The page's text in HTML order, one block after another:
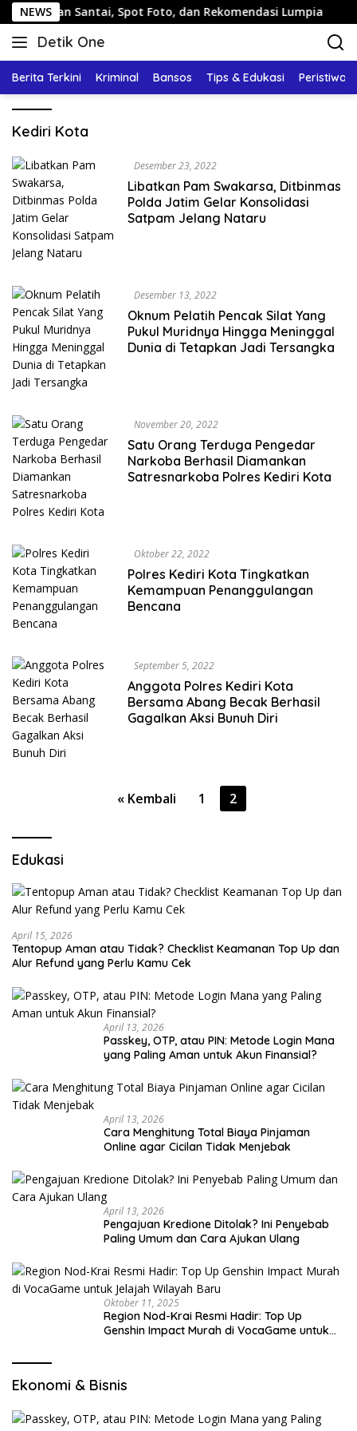
Langsung
ke
konten
NEWS
Jalan Santai, Spot Foto, dan Rekomendasi Lumpia
Detik One
Tajam
Fakta
Berita Terkini Kriminal Bansos Tips & Edukasi Peristiwa
Kediri Kota
Desember 23, 2022
Libatkan Pam Swakarsa, Ditbinmas
Polda Jatim Gelar Konsolidasi
Satpam Jelang Nataru
Desember 13, 2022
Oknum Pelatih Pencak Silat Yang
Pukul Muridnya Hingga Meninggal
Dunia di Tetapkan Jadi Tersangka
November 20, 2022
Satu Orang Terduga Pengedar
Narkoba Berhasil Diamankan
Satresnarkoba Polres Kediri Kota
Oktober 22, 2022
Polres Kediri Kota Tingkatkan
Kemampuan Penanggulangan
Bencana
September 5, 2022
Anggota Polres Kediri Kota
Bersama Abang Becak Berhasil
Gagalkan Aksi Bunuh Diri
« Kembali 1 2
Edukasi
April 15, 2026
Tentopup Aman atau Tidak? Checklist Keamanan Top Up dan
Alur Refund yang Perlu Kamu Cek
April 13, 2026
Passkey, OTP, atau PIN: Metode Login Mana
yang Paling Aman untuk Akun Finansial?
April 13, 2026
Cara Menghitung Total Biaya Pinjaman
Online agar Cicilan Tidak Menjebak
April 13, 2026
Pengajuan Kredione Ditolak? Ini Penyebab
Paling Umum dan Cara Ajukan Ulang
Oktober 11, 2025
Region Nod-Krai Resmi Hadir: Top Up
Genshin Impact Murah di VocaGame untuk
Ekonomi & Bisnis